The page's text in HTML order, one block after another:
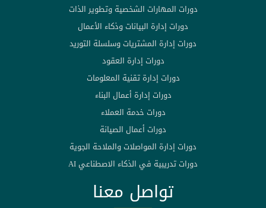
دورات المهارات الشخصية وتطوير الذات
دورات إدارة البيانات وذكاء الأعمال
دورات إدارة المشتريات وسلسلة التوريد
دورات إدارة العقود
دورات إدارة تقنية المعلومات
دورات إدارة أعمال البناء
دورات خدمة العملاء
دورات أعمال الصيانة
دورات إدارة المواصلات والملاحة الجوية
دورات تدريبية في الذكاء الاصطناعي AI
تواصل معنا